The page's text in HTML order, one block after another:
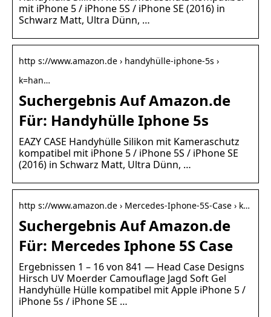
mit iPhone 5 / iPhone 5S / iPhone SE (2016) in
Schwarz Matt, Ultra Dünn, …
http s://www.amazon.de › handyhülle-iphone-5s ›
k=han…
Suchergebnis Auf Amazon.de
Für: Handyhülle Iphone 5s
EAZY CASE Handyhülle Silikon mit Kameraschutz
kompatibel mit iPhone 5 / iPhone 5S / iPhone SE
(2016) in Schwarz Matt, Ultra Dünn, …
http s://www.amazon.de › Mercedes-Iphone-5S-Case › k…
Suchergebnis Auf Amazon.de
Für: Mercedes Iphone 5S Case
Ergebnissen 1 – 16 von 841 — Head Case Designs
Hirsch UV Moerder Camouflage Jagd Soft Gel
Handyhülle Hülle kompatibel mit Apple iPhone 5 /
iPhone 5s / iPhone SE …